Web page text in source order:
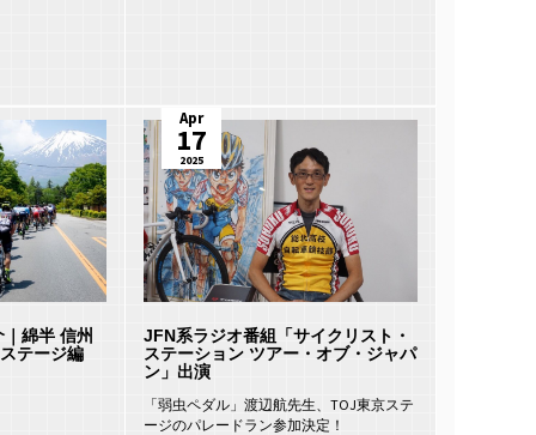
綿半 信州
テージ編
JFN系ラジオ番組「サイクリスト・
ステーション ツアー・オブ・ジャパ
ン」出演
「弱虫ペダル」渡辺航先生、TOJ東京ステ
ージのパレードラン参加決定！
Apr
17
2025